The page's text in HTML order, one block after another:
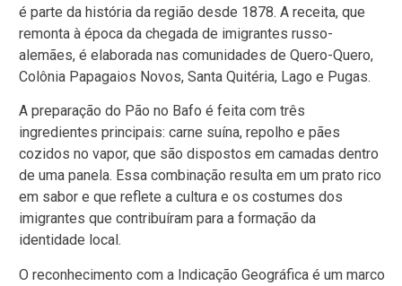
é parte da história da região desde 1878. A receita, que
remonta à época da chegada de imigrantes russo-
alemães, é elaborada nas comunidades de Quero-Quero,
Colônia Papagaios Novos, Santa Quitéria, Lago e Pugas.
A preparação do Pão no Bafo é feita com três
ingredientes principais: carne suína, repolho e pães
cozidos no vapor, que são dispostos em camadas dentro
de uma panela. Essa combinação resulta em um prato rico
em sabor e que reflete a cultura e os costumes dos
imigrantes que contribuíram para a formação da
identidade local.
O reconhecimento com a Indicação Geográfica é um marco